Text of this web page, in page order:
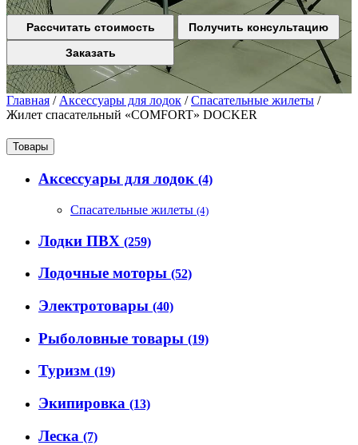
Рассчитать стоимость
Получить консультацию
Заказать
Главная /Аксессуары для лодок /Спасательные жилеты /
Жилет спасательный «COMFORT» DOCKER
Товары
Аксессуары для лодок (4)
Спасательные жилеты (4)
Лодки ПВХ (259)
Лодочные моторы (52)
Электротовары (40)
Рыболовные товары (19)
Туризм (19)
Экипировка (13)
Леска (7)